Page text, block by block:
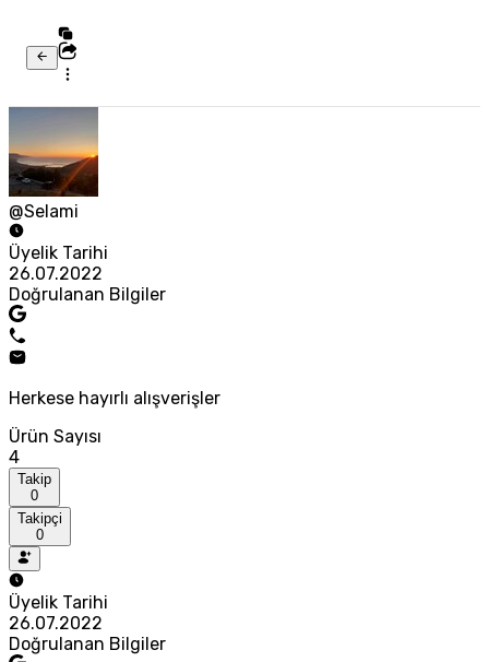
@Selami
Üyelik Tarihi
26.07.2022
Doğrulanan Bilgiler
Herkese hayırlı alışverişler
Ürün Sayısı
4
Takip
0
Takipçi
0
Üyelik Tarihi
26.07.2022
Doğrulanan Bilgiler